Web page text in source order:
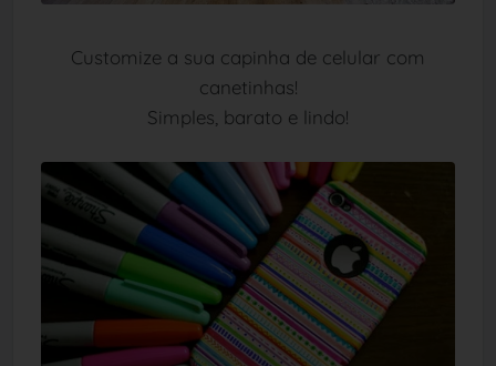
Customize a sua capinha de celular com
canetinhas!
Simples, barato e lindo!